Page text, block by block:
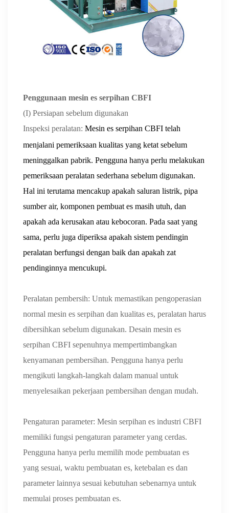
Penggunaan mesin es serpihan CBFI
(I) Persiapan sebelum digunakan
Inspeksi peralatan: Mesin es serpihan CBFI telah
menjalani pemeriksaan kualitas yang ketat sebelum
meninggalkan pabrik. Pengguna hanya perlu melakukan
pemeriksaan peralatan sederhana sebelum digunakan.
Hal ini terutama mencakup apakah saluran listrik, pipa
sumber air, komponen pembuat es masih utuh, dan
apakah ada kerusakan atau kebocoran. Pada saat yang
sama, perlu juga diperiksa apakah sistem pendingin
peralatan berfungsi dengan baik dan apakah zat
pendinginnya mencukupi.
Peralatan pembersih: Untuk memastikan pengoperasian
normal mesin es serpihan dan kualitas es, peralatan harus
dibersihkan sebelum digunakan. Desain mesin es
serpihan CBFI sepenuhnya mempertimbangkan
kenyamanan pembersihan. Pengguna hanya perlu
mengikuti langkah-langkah dalam manual untuk
menyelesaikan pekerjaan pembersihan dengan mudah.
Pengaturan parameter: Mesin serpihan es industri CBFI
memiliki fungsi pengaturan parameter yang cerdas.
Pengguna hanya perlu memilih mode pembuatan es
yang sesuai, waktu pembuatan es, ketebalan es dan
parameter lainnya sesuai kebutuhan sebenarnya untuk
memulai proses pembuatan es.